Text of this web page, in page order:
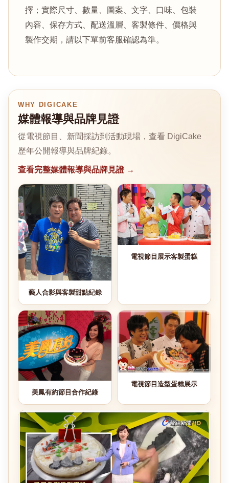
擇；實際尺寸、數量、圖案、文字、口味、包裝
內容、保存方式、配送溫層、客製條件、價格與
製作交期，請以下單前客服確認為準。
WHY DIGICAKE
媒體報導與品牌見證
從電視節目、新聞採訪到活動現場，查看 DigiCake
歷年公開報導與品牌紀錄。
查看完整媒體報導與品牌見證 →
藝人合影與客製甜點紀錄
電視節目展示客製蛋糕
美鳳有約節目合作紀錄
電視節目造型蛋糕展示